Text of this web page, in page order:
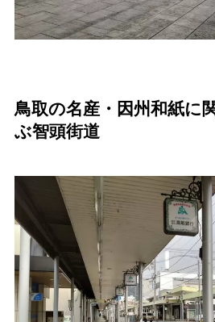
鳥取の名産・因州和紙に
ぶ智頭街道